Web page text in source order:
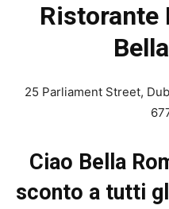
Ristorante
25 Parliament Street,
Ciao Bella
sconto a tutti